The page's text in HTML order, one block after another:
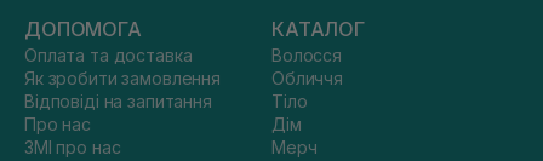
ДОПОМОГА
Оплата та доставка
Як зробити замовлення
Відповіді на запитання
Про нас
ЗМІ про нас
КАТАЛОГ
Волосся
Обличчя
Тіло
Дім
Мерч